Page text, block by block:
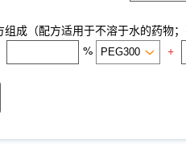
成（配方适用于不溶于水的药物
% +